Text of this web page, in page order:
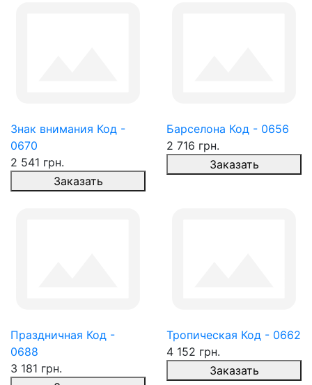
Знак внимания Код -
0670
2 541 грн.
Заказать
Барселона Код - 0656
2 716 грн.
Заказать
Праздничная Код -
0688
3 181 грн.
Тропическая Код - 0662
4 152 грн.
Заказать